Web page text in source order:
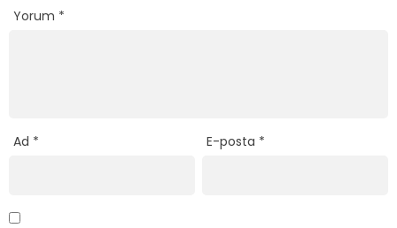
Yorum *
Ad * E-posta *